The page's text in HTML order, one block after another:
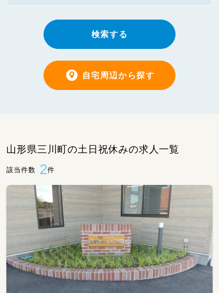
検索する
自宅周辺から探す
山形県三川町の土日祝休みの求人一覧
該当件数 2件